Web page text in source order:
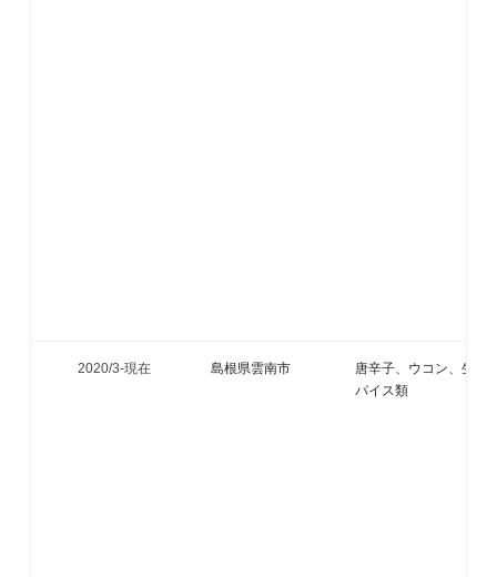
2020/3-現在 島根県雲南市
唐辛子、ウコン、生姜
パイス類